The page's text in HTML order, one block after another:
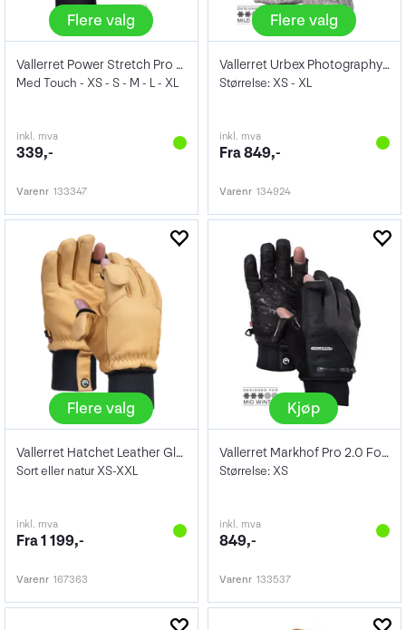
Flere valg
Vallerret Power Stretch Pro Liner
Med Touch - XS - S - M - L - XL
inkl. mva
339,-
Varenr 133347
Flere valg
Vallerret Urbex Photography Glove Brown
Størrelse: XS - XL
inkl. mva
Fra 849,-
Varenr 134924
Flere valg
Vallerret Hatchet Leather Glove
Sort eller natur XS-XXL
inkl. mva
Fra 1 199,-
Varenr 167363
Kjøp
Vallerret Markhof Pro 2.0 Fotohansker
Størrelse: XS
inkl. mva
849,-
Varenr 133537